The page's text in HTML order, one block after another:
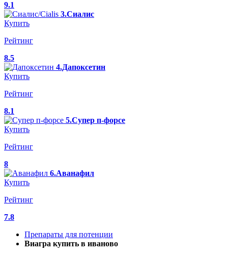
9.1
3.Сиалис
Купить
Рейтинг
8.5
4.Дапоксетин
Купить
Рейтинг
8.1
5.Супер п-форсе
Купить
Рейтинг
8
6.Аванафил
Купить
Рейтинг
7.8
Препараты для потенции
Виагра купить в иваново